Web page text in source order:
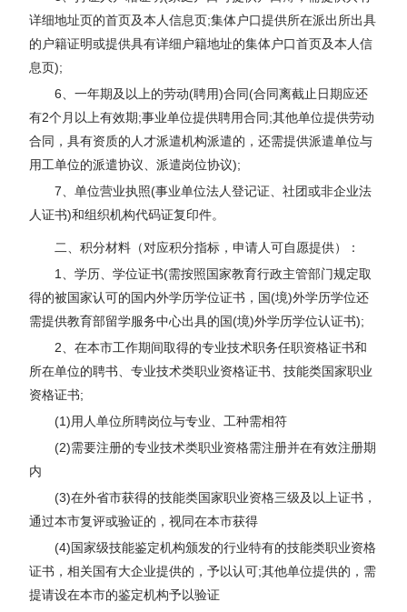
详细地址页的首页及本人信息页;集体户口提供所在派出所出具
的户籍证明或提供具有详细户籍地址的集体户口首页及本人信
息页);
6、一年期及以上的劳动(聘用)合同(合同离截止日期应还
有2个月以上有效期;事业单位提供聘用合同;其他单位提供劳动
合同，具有资质的人才派遣机构派遣的，还需提供派遣单位与
用工单位的派遣协议、派遣岗位协议);
7、单位营业执照(事业单位法人登记证、社团或非企业法
人证书)和组织机构代码证复印件。
二、积分材料（对应积分指标，申请人可自愿提供）：
1、学历、学位证书(需按照国家教育行政主管部门规定取
得的被国家认可的国内外学历学位证书，国(境)外学历学位还
需提供教育部留学服务中心出具的国(境)外学历学位认证书);
2、在本市工作期间取得的专业技术职务任职资格证书和
所在单位的聘书、专业技术类职业资格证书、技能类国家职业
资格证书;
(1)用人单位所聘岗位与专业、工种需相符
(2)需要注册的专业技术类职业资格需注册并在有效注册期
内
(3)在外省市获得的技能类国家职业资格三级及以上证书，
通过本市复评或验证的，视同在本市获得
(4)国家级技能鉴定机构颁发的行业特有的技能类职业资格
证书，相关国有大企业提供的，予以认可;其他单位提供的，需
提请设在本市的鉴定机构予以验证